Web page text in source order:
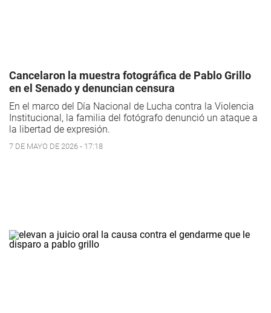
Cancelaron la muestra fotográfica de Pablo Grillo
en el Senado y denuncian censura
En el marco del Día Nacional de Lucha contra la Violencia
Institucional, la familia del fotógrafo denunció un ataque a
la libertad de expresión.
7 DE MAYO DE 2026 - 17:18